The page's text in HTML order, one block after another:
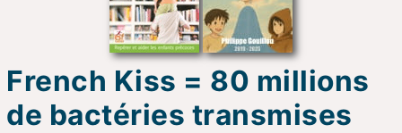
French Kiss = 80 millions
de bactéries transmises